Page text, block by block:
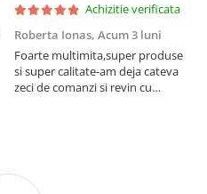
Achizitie verificata
Roberta Ionas, Acum 3 luni
Foarte multimita,super produse
si super calitate-am deja cateva
zeci de comanzi si revin cu